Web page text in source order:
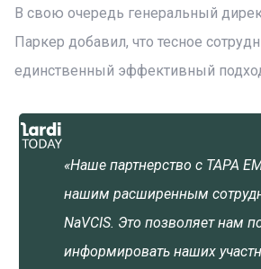
В свою очередь генеральный
Паркер добавил, что тесное
единственный эффективный
«Наше партнерство с TAPA
нашим расширенным
NaVCIS. Это позволяет нам
информировать наших